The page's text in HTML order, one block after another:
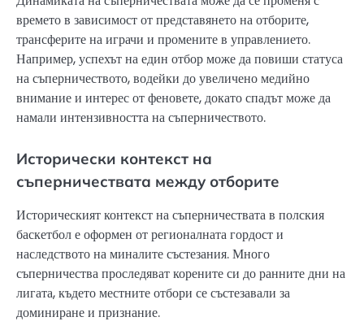
времето в зависимост от представянето на отборите,
трансферите на играчи и промените в управлението.
Например, успехът на един отбор може да повиши статуса
на съперничеството, водейки до увеличено медийно
внимание и интерес от феновете, докато спадът може да
намали интензивността на съперничеството.
Исторически контекст на
съперничествата между отборите
Историческият контекст на съперничествата в полския
баскетбол е оформен от регионалната гордост и
наследството на миналите състезания. Много
съперничества проследяват корените си до ранните дни на
лигата, където местните отбори се състезавали за
доминиране и признание.